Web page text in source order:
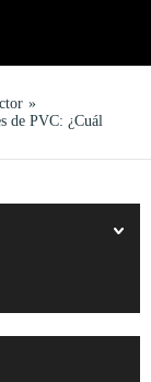
»
de PVC: ¿Cuál